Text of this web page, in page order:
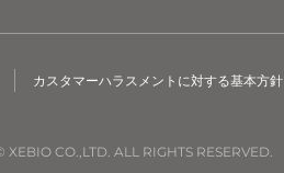
カスタマーハラスメントに対する基本方針
XEBIO CO.,LTD. ALL RIGHTS RESERVED.